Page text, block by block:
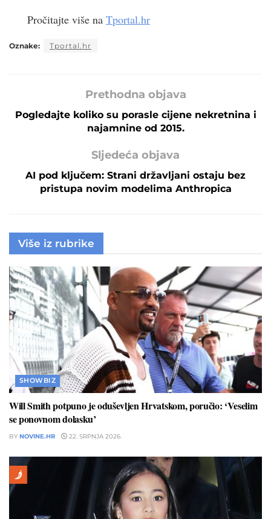
Pročitajte više na Tportal.hr
Oznake: Tportal.hr
Prethodna objava
Pogledajte koliko su porasle cijene nekretnina i
najamnine od 2015.
Sljedeća objava
AI pod ključem: Strani državljani ostaju bez
pristupa novim modelima Anthropica
Više iz rubrike
SHOWBIZ
Will Smith potpuno je oduševljen Hrvatskom, poručio: ‘Veselim
se ponovnom dolasku’
BY NOVINE.HR 22. SRPNJA 2026.